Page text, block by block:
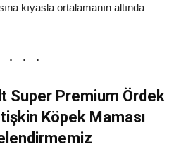
kıyasla ortalamanın altında
Super Premium Ördek
Köpek Maması